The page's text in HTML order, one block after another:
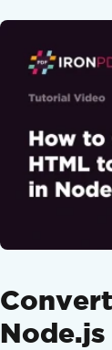
Node.js